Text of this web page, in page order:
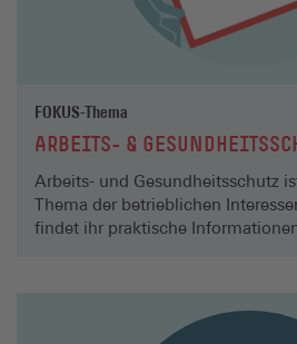
FOKUS-Thema
ARBEITS- &
Arbeits- und Gesundheitsschutz
Thema der betrieblichen
findet ihr praktische